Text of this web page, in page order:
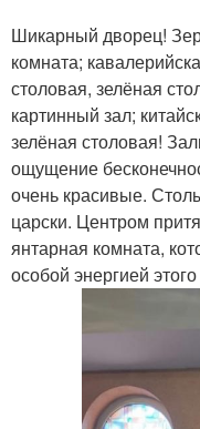
Шикарный дворец!
комната;
столовая, зелёная
картинный зал;
зелёная столовая!
ощущение
очень красивые.
царски. Центром
янтарная комната,
особой энергией